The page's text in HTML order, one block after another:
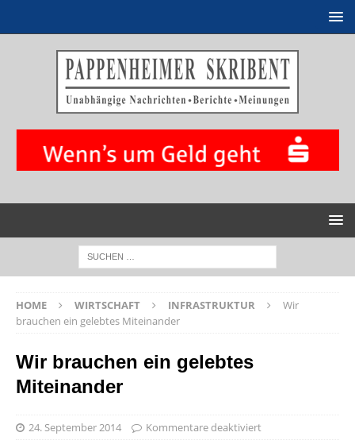
HOME WIRTSCHAFT INFRASTRUKTUR
Wir
brauchen ein gelebtes Miteinander
Wir brauchen ein gelebtes
Miteinander
24. September 2014 Kommentare deaktiviert